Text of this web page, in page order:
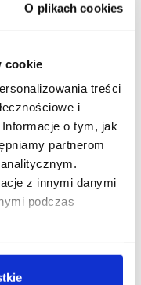
O plikach cookies
cookie
treści
i
o tym, jak
partnerom
z innymi danymi
podczas
więcej